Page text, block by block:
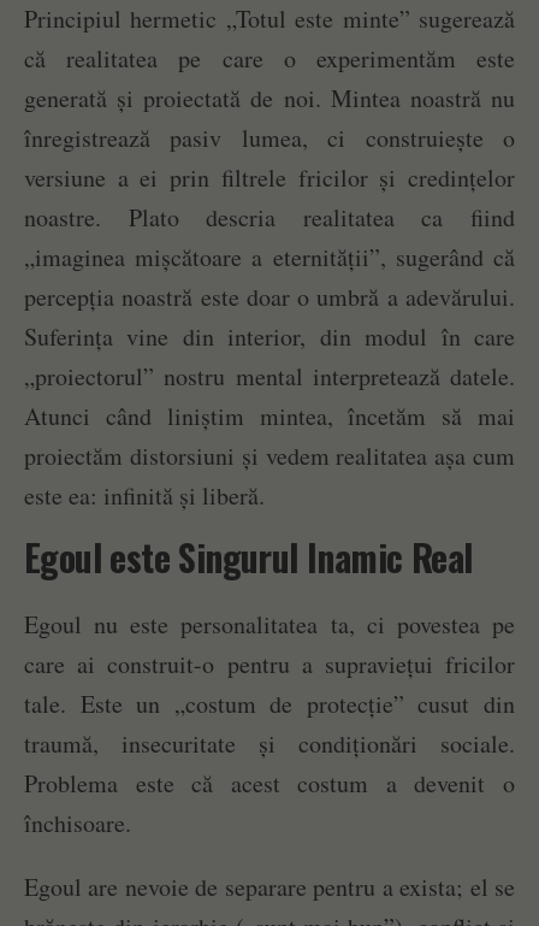
Principiul hermetic „Totul este minte” sugerează
că realitatea pe care o experimentăm este
generată și proiectată de noi. Mintea noastră nu
înregistrează pasiv lumea, ci construiește o
versiune a ei prin filtrele fricilor și credințelor
noastre. Plato descria realitatea ca fiind
„imaginea mișcătoare a eternității”, sugerând că
percepția noastră este doar o umbră a adevărului.
Suferința vine din interior, din modul în care
„proiectorul” nostru mental interpretează datele.
Atunci când liniștim mintea, încetăm să mai
proiectăm distorsiuni și vedem realitatea așa cum
este ea: infinită și liberă.
Egoul este Singurul Inamic Real
Egoul nu este personalitatea ta, ci povestea pe
care ai construit-o pentru a supraviețui fricilor
tale. Este un „costum de protecție” cusut din
traumă, insecuritate și condiționări sociale.
Problema este că acest costum a devenit o
închisoare.
Egoul are nevoie de separare pentru a exista; el se